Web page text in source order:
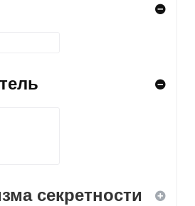
секретности